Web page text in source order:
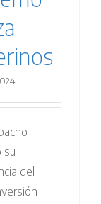
su
del